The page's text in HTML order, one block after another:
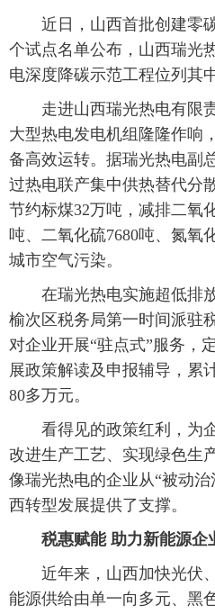
近日，山西首批创建零碳
个试点名单公布，山西瑞光
电深度降碳示范工程位列其中
走进山西瑞光热电有限责
大型热电发电机组隆隆作响
备高效运转。据瑞光热电副
过热电联产集中供热替代分
节约标煤32万吨，减排二氧
吨、二氧化硫7680吨、氮氧
城市空气污染。
在瑞光热电实施超低排放
榆次区税务局第一时间派驻
对企业开展“驻点式”服务，
展政策解读及申报辅导，累
80多万元。
看得见的政策红利，为企
改进生产工艺、实现绿色生
像瑞光热电的企业从“被动治
西转型发展提供了支撑。
税惠赋能 助力新能源企
近年来，山西加快光伏、
能源供给由单一向多元、黑